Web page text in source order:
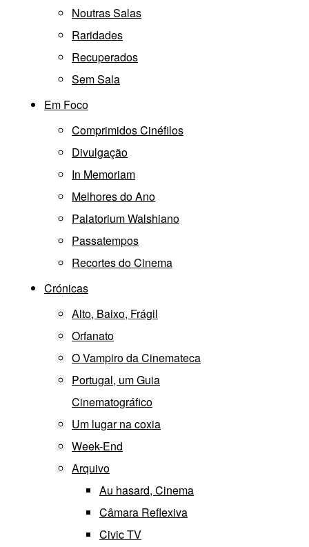
Noutras Salas
Raridades
Recuperados
Sem Sala
Em Foco
Comprimidos Cinéfilos
Divulgação
In Memoriam
Melhores do Ano
Palatorium Walshiano
Passatempos
Recortes do Cinema
Crónicas
Alto, Baixo, Frágil
Orfanato
O Vampiro da Cinemateca
Portugal, um Guia
Cinematográfico
Um lugar na coxia
Week-End
Arquivo
Au hasard, Cinema
Câmara Reflexiva
Civic TV